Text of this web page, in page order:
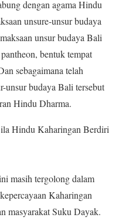
dengan agama Hindu
unsure-unsur budaya
unsur budaya Bali
bentuk tempat
sebagaimana telah
unsur budaya Bali tersebut
Hindu Dharma.
Hindu Kaharingan Berdiri
masih tergolong dalam
Kaharingan
masyarakat Suku Dayak.